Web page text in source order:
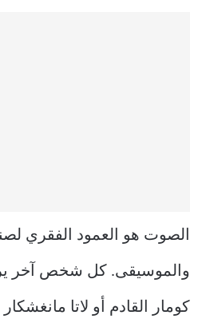
الصوت هو العمود الفقري
والموسيقى. كل شخص آخر
كومار القادم أو لاتا